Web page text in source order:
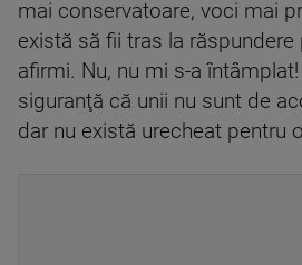
mai conservatoare, voci mai
există să fii tras la răspundere
afirmi. Nu, nu mi s-a
siguranţă că unii nu sunt de
dar nu există urecheat pentru